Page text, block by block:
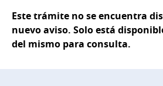
Este trámite no se encuentra
nuevo aviso. Solo está
del mismo para consulta.